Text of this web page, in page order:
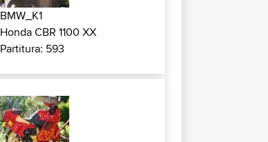
BMW_K1
Honda CBR 1100 XX
Partitura: 593